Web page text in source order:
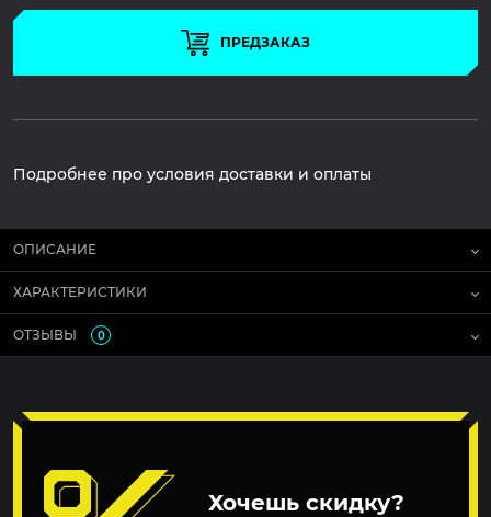
ПРЕДЗАКАЗ
Подробнее про условия доставки и оплаты
ОПИСАНИЕ
ХАРАКТЕРИСТИКИ
ОТЗЫВЫ 0
Хочешь скидку?